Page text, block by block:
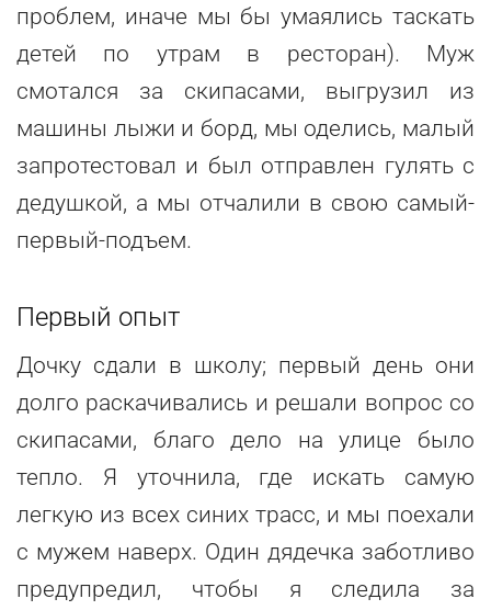
проблем, иначе мы бы умаялись таскать
детей по утрам в ресторан). Муж
смотался за скипасами, выгрузил из
машины лыжи и борд, мы оделись, малый
запротестовал и был отправлен гулять с
дедушкой, а мы отчалили в свою самый-
первый-подъем.
Первый опыт
Дочку сдали в школу; первый день они
долго раскачивались и решали вопрос со
скипасами, благо дело на улице было
тепло. Я уточнила, где искать самую
легкую из всех синих трасс, и мы поехали
с мужем наверх. Один дядечка заботливо
предупредил, чтобы я следила за